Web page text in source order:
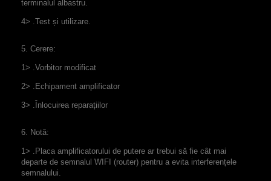
terminalul albastru.
4> .Test și utilizare.
5. Cerere:
1> .Vorbitor modificat
2> .Echipament amplificator
3> .Înlocuirea reparațiilor
6. Notă:
1> .Placa amplificatorului de putere ar trebui să fie cât mai
departe de semnalul WIFI (router) pentru a evita interferențele
semnalului.